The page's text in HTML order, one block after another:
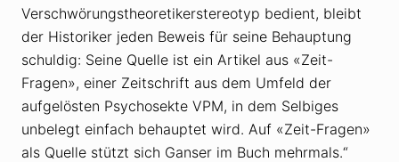
Verschwörungstheoretikerstereotyp bedient, bleibt
der Historiker jeden Beweis für seine Behauptung
schuldig: Seine Quelle ist ein Artikel aus «Zeit-
Fragen», einer Zeitschrift aus dem Umfeld der
aufgelösten Psychosekte VPM, in dem Selbiges
unbelegt einfach behauptet wird. Auf «Zeit-Fragen»
als Quelle stützt sich Ganser im Buch mehrmals.“